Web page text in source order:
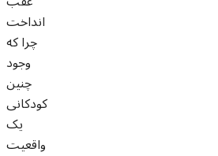
انداخت
چرا که
وجود
چنین
کودکانی
یک
واقعیت